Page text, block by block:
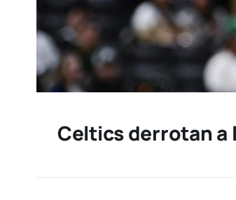
Celtics derrotan a